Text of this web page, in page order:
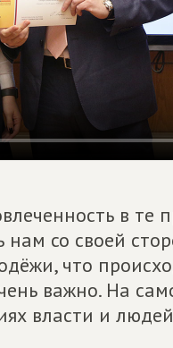
в те
со своей
что
важно. На
власти и